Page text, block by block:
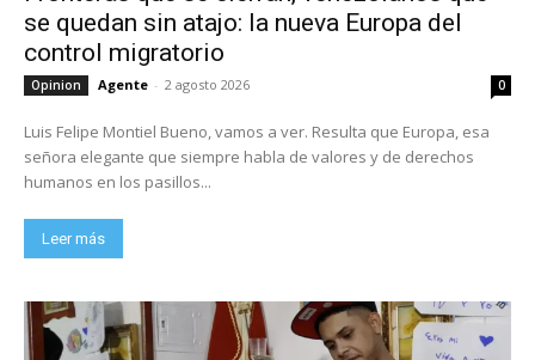
se quedan sin atajo: la nueva Europa del
control migratorio
Opinion Agente - 2 agosto 2026 0
Luis Felipe Montiel Bueno, vamos a ver. Resulta que Europa, esa
señora elegante que siempre habla de valores y de derechos
humanos en los pasillos...
Leer más